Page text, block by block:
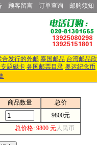
顾客留言 订单查询 邮购须知
合发行的外邮 泰国邮品 台湾邮品欣
题磁卡 各国邮票目录 奥运纪念币
商品数量
总价
9800元
总价格: 9800 元人民币